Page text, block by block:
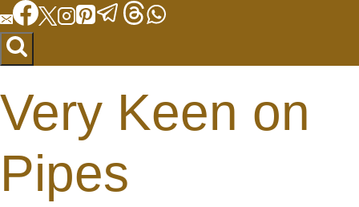
Перейти
до
вмісту
Very Keen on
Pipes